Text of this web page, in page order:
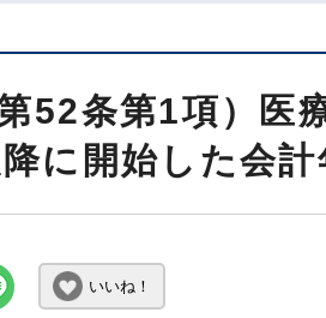
第52条第1項）医
に開始した会計
いいね！